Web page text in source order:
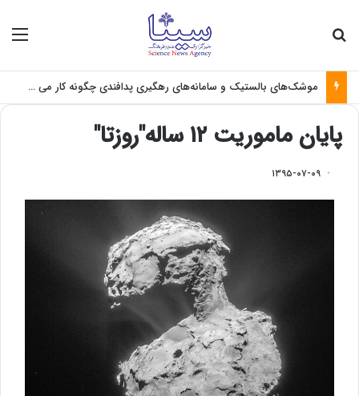
موشک‌های بالستیک و سامانه‌های رهگیری پدافندی چگونه کار می کنند؟
پایان ماموریت ۱۲ ساله"روزتا"
۱۳۹۵-۰۷-۰۹